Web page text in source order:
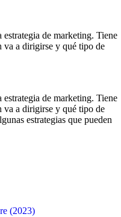
estrategia de marketing. Tiene
va a dirigirse y qué tipo de
estrategia de marketing. Tiene
va a dirigirse y qué tipo de
estrategias que pueden
(2023)